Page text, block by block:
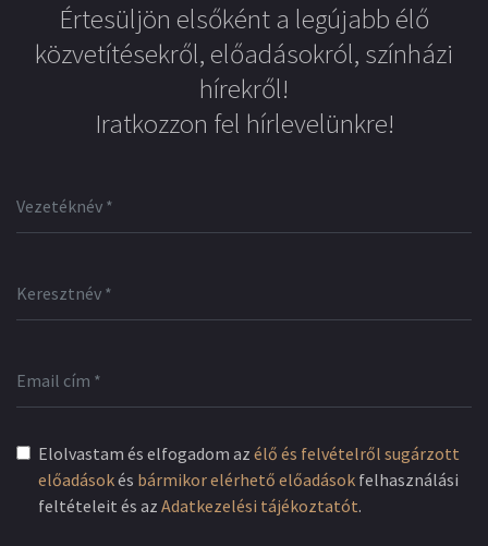
Értesüljön elsőként a legújabb élő
közvetítésekről, előadásokról, színházi
hírekről!
Iratkozzon fel hírlevelünkre!
Elolvastam és elfogadom az élő és felvételről sugárzott
előadásokés bármikor elérhető előadások felhasználási
feltételeit és az Adatkezelési tájékoztatót.